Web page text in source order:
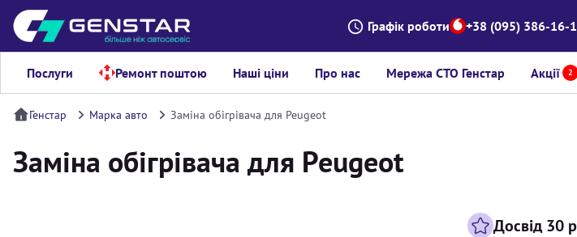
Графік роботи +38 (095) 386-16-
Послуги Ремонт поштою Наші ціни Про нас Мережа СТО Генстар Акції 2
Генстар Марка авто Заміна обігрівача для Peugeot
Заміна обігрівача для Peugeot
Досвід 30